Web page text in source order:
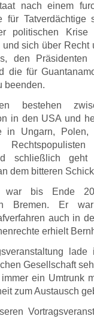
nach einem
für
politischen
sich über Recht
den Präsidenten
die für
beenden.
bestehen
in den USA und
in Ungarn,
schließlich
dem bitteren
war bis Ende
in Bremen. Er
auch in
erhielt
Gesellschaft
ein Umtrunk
zum Austausch